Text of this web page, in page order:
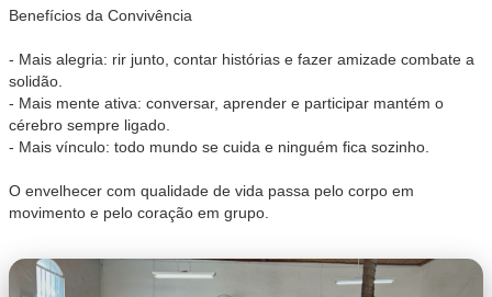
Benefícios da Convivência
- Mais alegria: rir junto, contar histórias e fazer amizade combate a
solidão.
- Mais mente ativa: conversar, aprender e participar mantém o
cérebro sempre ligado.
- Mais vínculo: todo mundo se cuida e ninguém fica sozinho.
O envelhecer com qualidade de vida passa pelo corpo em
movimento e pelo coração em grupo.